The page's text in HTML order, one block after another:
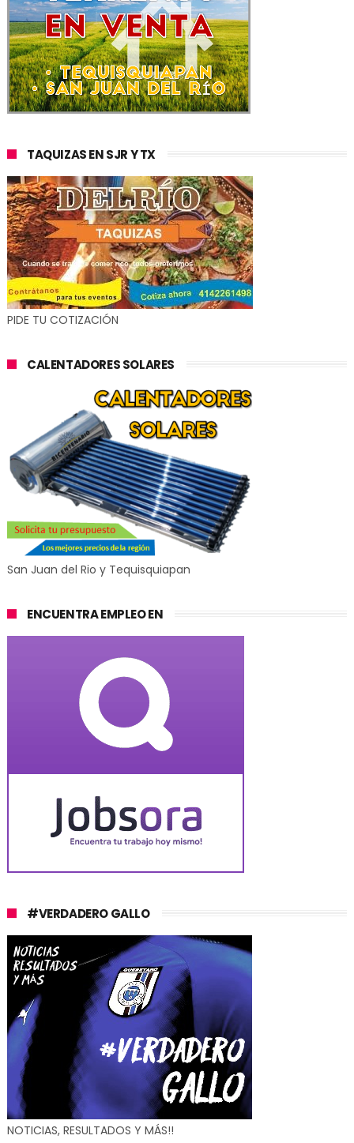
TAQUIZAS EN SJR Y TX
PIDE TU COTIZACIÓN
CALENTADORES SOLARES
San Juan del Rio y Tequisquiapan
ENCUENTRA EMPLEO EN
#VERDADERO GALLO
NOTICIAS, RESULTADOS Y MÁS!!